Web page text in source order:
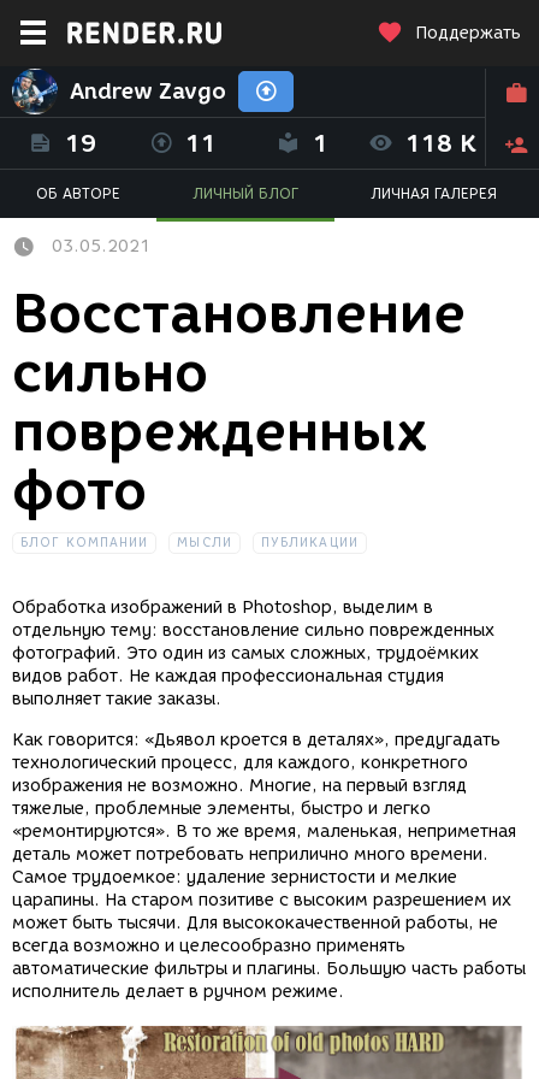
Поддержать
Andrew Zavgo
19 11 1 118 K
ОБ АВТОРЕ ЛИЧНЫЙ БЛОГ ЛИЧНАЯ ГАЛЕРЕЯ
03.05.2021
Восстановление
сильно
поврежденных
фото
БЛОГ КОМПАНИИ МЫСЛИ ПУБЛИКАЦИИ
Обработка изображений в Photoshop, выделим в
отдельную тему: восстановление сильно поврежденных
фотографий. Это один из самых сложных, трудоёмких
видов работ. Не каждая профессиональная студия
выполняет такие заказы.
Как говорится: «Дьявол кроется в деталях», предугадать
технологический процесс, для каждого, конкретного
изображения не возможно. Многие, на первый взгляд
тяжелые, проблемные элементы, быстро и легко
«ремонтируются». В то же время, маленькая, неприметная
деталь может потребовать неприлично много времени.
Самое трудоемкое: удаление зернистости и мелкие
царапины. На старом позитиве с высоким разрешением их
может быть тысячи. Для высококачественной работы, не
всегда возможно и целесообразно применять
автоматические фильтры и плагины. Большую часть работы
исполнитель делает в ручном режиме.